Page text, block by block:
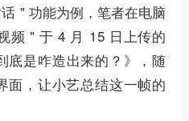
" 功能为例，笔者在电脑
频 " 于 4 月 15 日上传的
底是咋造出来的？》，随
面，让小艺总结这一帧的